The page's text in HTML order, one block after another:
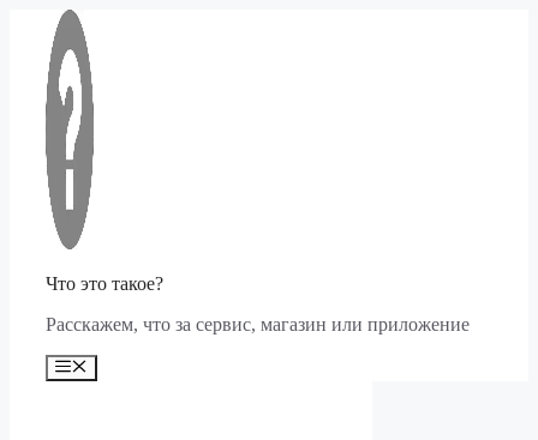
Перейти
содержимому
Что это такое?
Расскажем, что за сервис, магазин или приложение
Меню